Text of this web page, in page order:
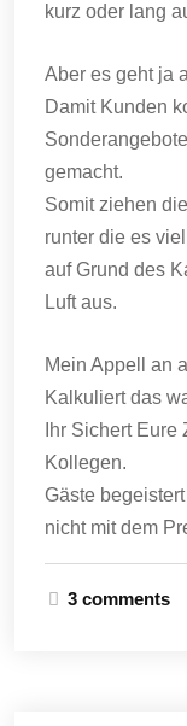
kurz oder lang
Aber es geht ja
Damit Kunden
gemacht.
Somit ziehen
runter die es
auf Grund des
Luft aus.
Mein Appell an
Kalkuliert das
Ihr Sichert
Kollegen.
Gäste
nicht mit dem
3 comments